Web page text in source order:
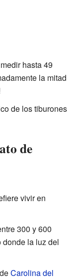
hasta 49
la mitad
de los tiburones
de
vivir en
300 y 600
donde la luz del
Carolina del